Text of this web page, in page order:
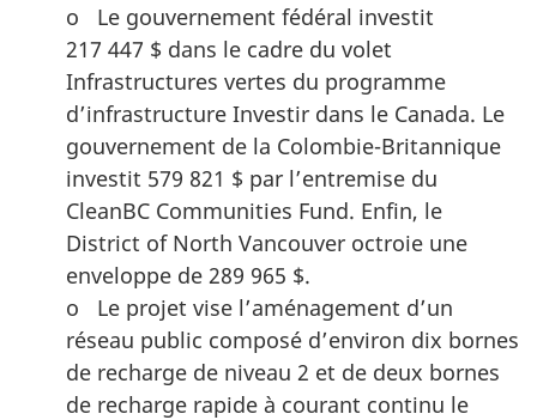
o Le gouvernement fédéral investit
217 447 $ dans le cadre du volet
Infrastructures vertes du programme
d’infrastructure Investir dans le Canada. Le
gouvernement de la Colombie-Britannique
investit 579 821 $ par l’entremise du
CleanBC Communities Fund. Enfin, le
District of North Vancouver octroie une
enveloppe de 289 965 $.
o Le projet vise l’aménagement d’un
réseau public composé d’environ dix bornes
de recharge de niveau 2 et de deux bornes
de recharge rapide à courant continu le